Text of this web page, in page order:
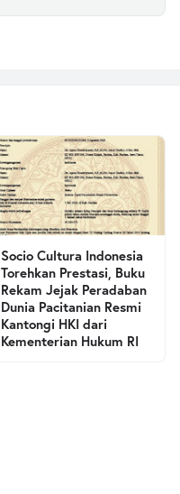
Socio Cultura Indonesia
Torehkan Prestasi, Buku
Rekam Jejak Peradaban
Dunia Pacitanian Resmi
Kantongi HKI dari
Kementerian Hukum RI